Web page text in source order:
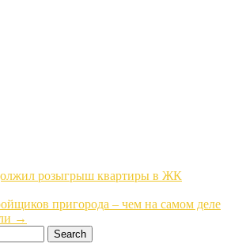
розыгрыш квартиры в ЖК
пригорода – чем на самом деле
→